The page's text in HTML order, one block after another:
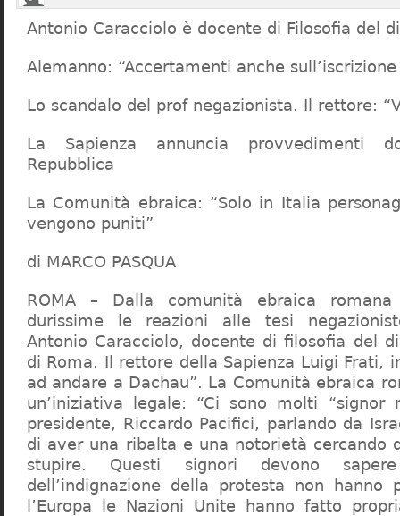
Antonio Caracciolo è docente di Filosofia del
Alemanno: “Accertamenti anche
Lo scandalo del prof negazionista. Il rettore:
La Sapienza annuncia provvedimenti
Repubblica
La Comunità ebraica: “Solo in Italia
vengono puniti”
di MARCO PASQUA
ROMA – Dalla comunità ebraica
durissime le reazioni alle tesi
Antonio Caracciolo, docente di filosofia del
di Roma. Il rettore della Sapienza Luigi Frati,
ad andare a Dachau”. La Comunità ebraica
un’iniziativa legale: “Ci sono molti “signor
presidente, Riccardo Pacifici, parlando da
di aver una ribalta e una notorietà cercando
stupire. Questi signori devono
dell’indignazione della protesta non hanno
l’Europa le Nazioni Unite hanno fatto